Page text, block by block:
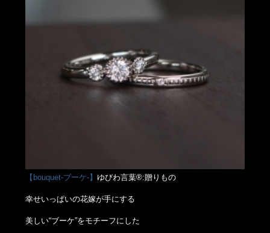
【bouquet-ブーケ-】ゆびわ言葉®:贈りもの
幸せいっぱいの花嫁が手にする
美しい“ブーケ”をモチーフにした